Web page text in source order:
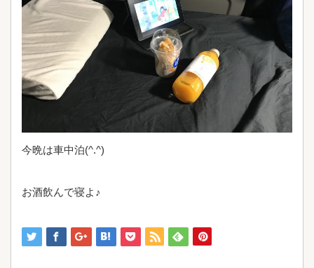
今晩は車中泊(^.^)
お酒飲んで寝よ♪